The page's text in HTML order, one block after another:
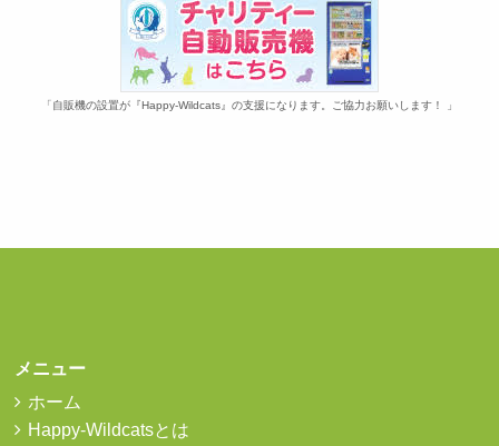
「自販機の設置が『Happy-Wildcats』の支援になります。ご協力お願いします！ 」
メニュー
ホーム
Happy-Wildcatsとは